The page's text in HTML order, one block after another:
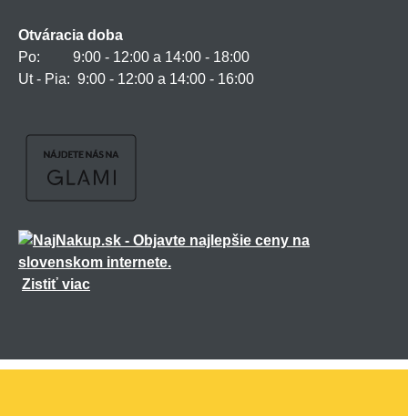
Otváracia doba
Po: 9:00 - 12:00 a 14:00 - 18:00
Ut - Pia: 9:00 - 12:00 a 14:00 - 16:00
Zistiť viac